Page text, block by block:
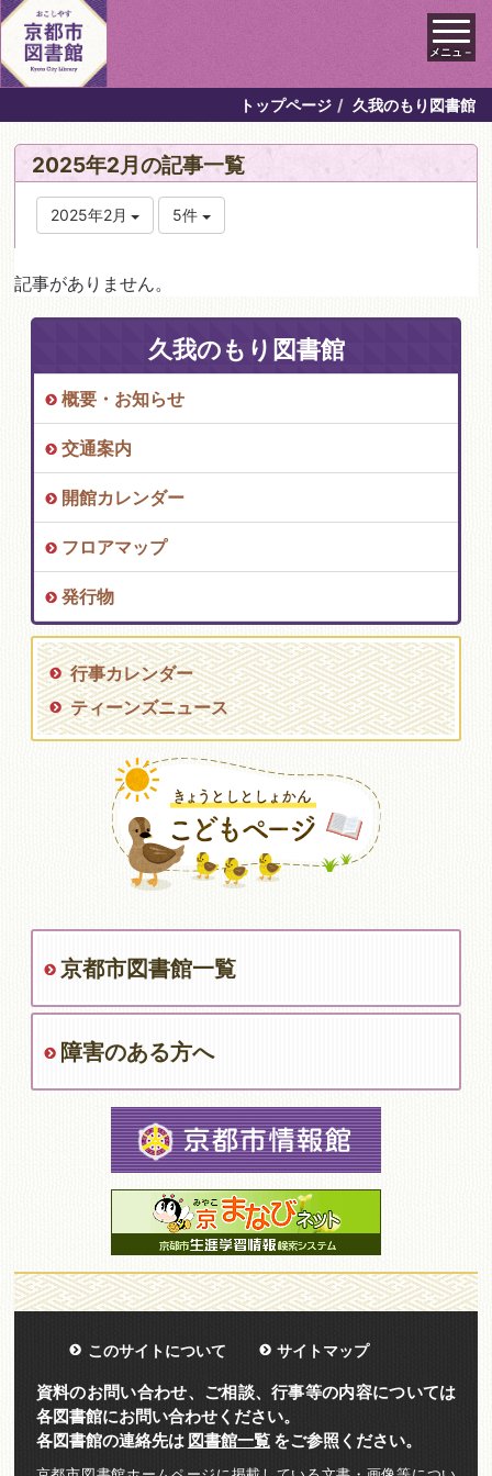
メニュ－
トップページ 久我のもり図書館
2025年2月の記事一覧
2025年2月 5件
記事がありません。
久我のもり図書館
概要・お知らせ
交通案内
開館カレンダー
フロアマップ
発行物
行事カレンダー
ティーンズニュース
京都市図書館一覧
障害のある方へ
このサイトについて サイトマップ
資料のお問い合わせ、ご相談、行事等の内容については
各図書館にお問い合わせください。
各図書館の連絡先は 図書館一覧をご参照ください。